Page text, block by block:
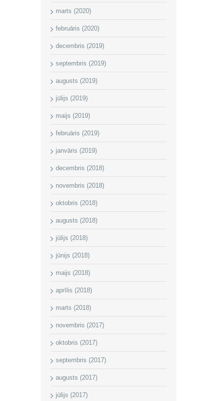
marts (2020)
februāris (2020)
decembris (2019)
septembris (2019)
augusts (2019)
jūlijs (2019)
maijs (2019)
februāris (2019)
janvāris (2019)
decembris (2018)
novembris (2018)
oktobris (2018)
augusts (2018)
jūlijs (2018)
jūnijs (2018)
maijs (2018)
aprīlis (2018)
marts (2018)
novembris (2017)
oktobris (2017)
septembris (2017)
augusts (2017)
jūlijs (2017)